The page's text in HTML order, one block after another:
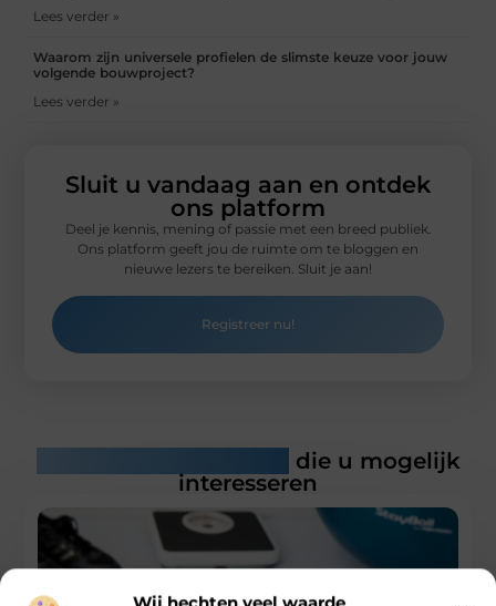
Lees verder »
Waarom zijn universele profielen de slimste keuze voor jouw
volgende bouwproject?
Lees verder »
Sluit u vandaag aan en ontdek
ons platform
Deel je kennis, mening of passie met een breed publiek.
Ons platform geeft jou de ruimte om te bloggen en
nieuwe lezers te bereiken. Sluit je aan!
Registreer nu!
die u mogelijk
interesseren